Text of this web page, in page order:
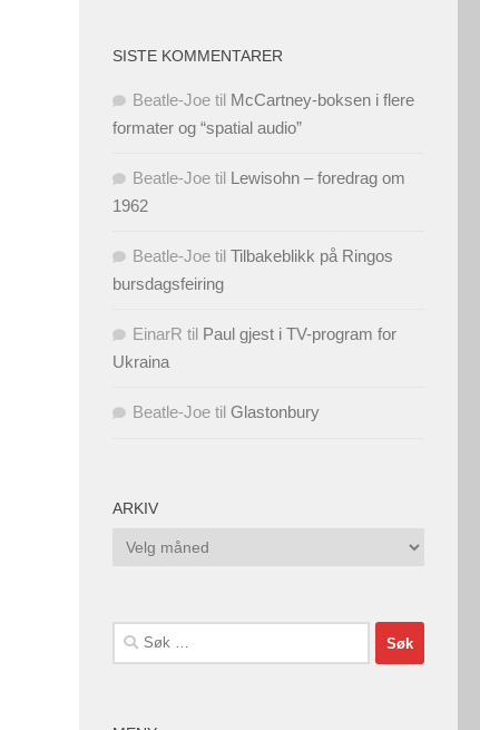
SISTE KOMMENTARER
Beatle-Joe til McCartney-boksen i flere
formater og “spatial audio”
Beatle-Joe til Lewisohn – foredrag om
1962
Beatle-Joe til Tilbakeblikk på Ringos
bursdagsfeiring
EinarR til Paul gjest i TV-program for
Ukraina
Beatle-Joe til Glastonbury
ARKIV
Arkiv
Søk
etter: